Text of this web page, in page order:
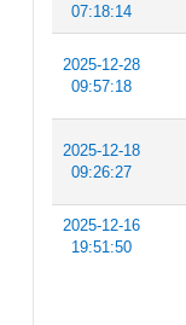
07:18:14
2025-12-28
09:57:18
2025-12-18
09:26:27
2025-12-16
19:51:50